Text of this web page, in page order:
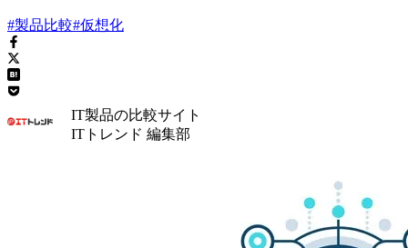
#製品比較#仮想化
IT製品の比較サイト
ITトレンド 編集部